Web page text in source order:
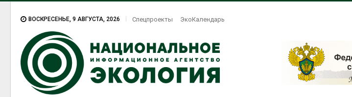
ВОСКРЕСЕНЬЕ, 9 АВГУСТА, 2026 Спецпроекты ЭкоКалендарь